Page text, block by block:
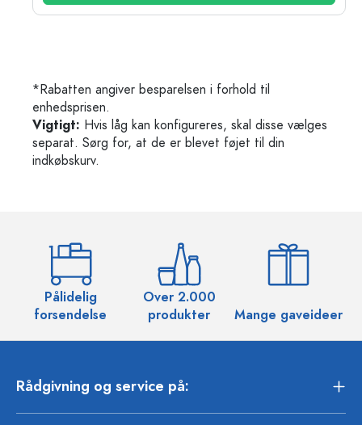
*Rabatten angiver besparelsen i forhold til
enhedsprisen.
Vigtigt: Hvis låg kan konfigureres, skal disse vælges
separat. Sørg for, at de er blevet føjet til din
indkøbskurv.
Pålidelig
forsendelse
Over 2.000
produkter
Mange gaveideer
Rådgivning og service på: